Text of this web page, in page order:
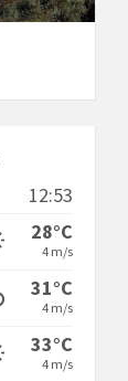
12:53
28°C
4 m/s
31°C
4 m/s
33°C
4 m/s